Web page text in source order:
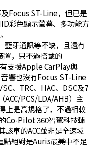
Focus ST-Line，但已是
彩色顯示螢幕、多功能方
牙通訊等不缺，且還有
置，只不過搭載的
支援Apple CarPlay與
響也沒有Focus ST-Line
、TRC、HAC、DSC及7
ACC/PCS/LDA/AHB）主
上是高規格了，不過相較
Co-Pilot 360智駕科技輔
該車的ACC並非是全速域
絕對是Auris最美中不足